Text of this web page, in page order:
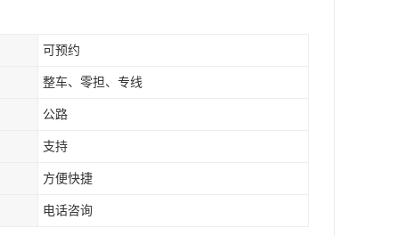
可预约
整车、零担、专线
公路
支持
方便快捷
电话咨询